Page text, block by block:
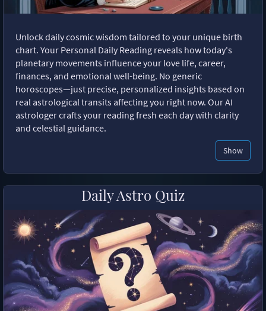
Unlock daily cosmic wisdom tailored to your unique birth
chart. Your Personal Daily Reading reveals how today's
planetary movements influence your love life, career,
finances, and emotional well-being. No generic
horoscopes—just precise, personalized insights based on
real astrological transits affecting you right now. Our AI
astrologer crafts your reading fresh each day with clarity
and celestial guidance.
Show
Daily Astro Quiz